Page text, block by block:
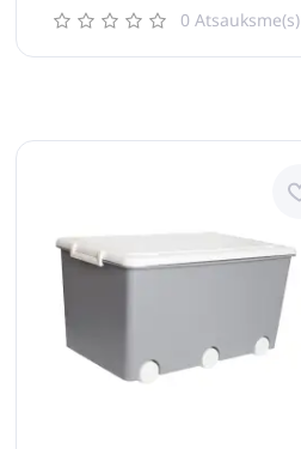
0 Atsauksme(s)